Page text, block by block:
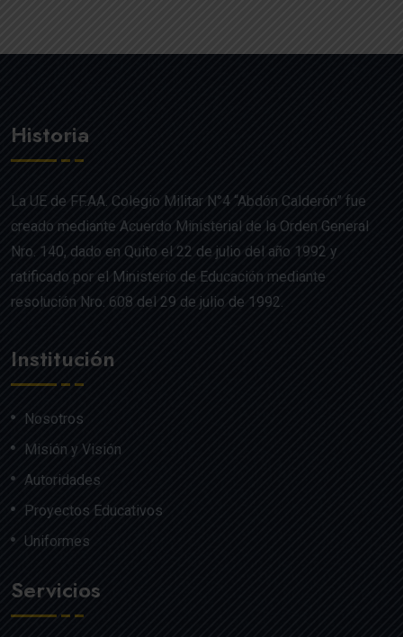
Historia
La UE de FF.AA. Colegio Militar N°4 “Abdón Calderón” fue
creado mediante Acuerdo Ministerial de la Orden General
Nro. 140, dado en Quito el 22 de julio del año 1992 y
ratificado por el Ministerio de Educación mediante
resolución Nro. 608 del 29 de julio de 1992.
Institución
Nosotros
Misión y Visión
Autoridades
Proyectos Educativos
Uniformes
Servicios